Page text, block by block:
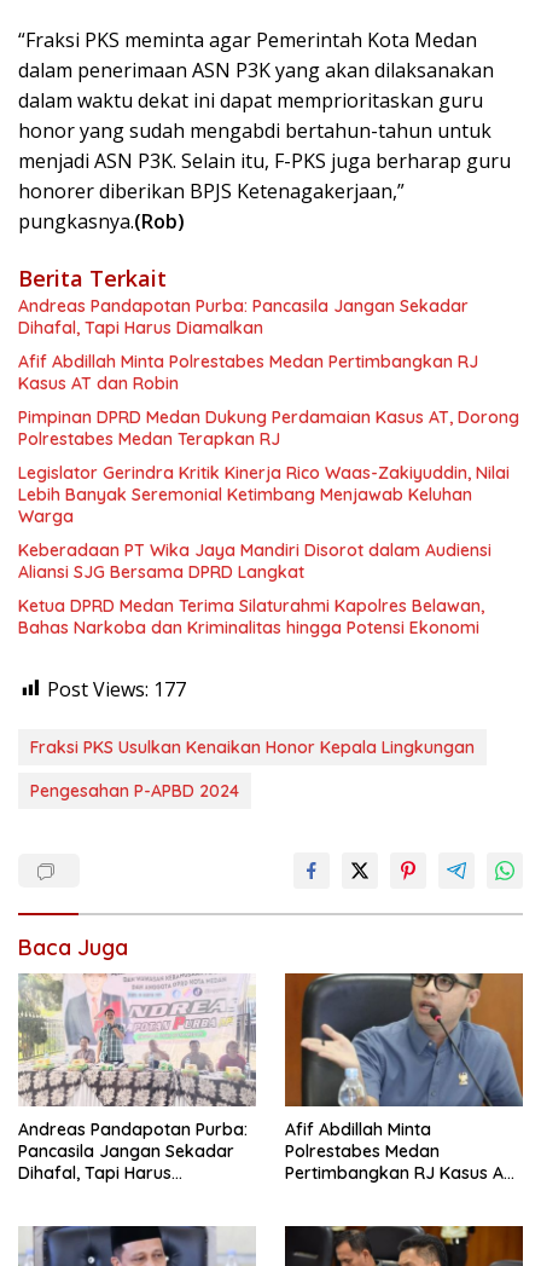
“Fraksi PKS meminta agar Pemerintah Kota Medan
dalam penerimaan ASN P3K yang akan dilaksanakan
dalam waktu dekat ini dapat memprioritaskan guru
honor yang sudah mengabdi bertahun-tahun untuk
menjadi ASN P3K. Selain itu, F-PKS juga berharap guru
honorer diberikan BPJS Ketenagakerjaan,”
pungkasnya.(Rob)
Berita Terkait
Andreas Pandapotan Purba: Pancasila Jangan Sekadar
Dihafal, Tapi Harus Diamalkan
Afif Abdillah Minta Polrestabes Medan Pertimbangkan RJ
Kasus AT dan Robin
Pimpinan DPRD Medan Dukung Perdamaian Kasus AT, Dorong
Polrestabes Medan Terapkan RJ
Legislator Gerindra Kritik Kinerja Rico Waas-Zakiyuddin, Nilai
Lebih Banyak Seremonial Ketimbang Menjawab Keluhan
Warga
Keberadaan PT Wika Jaya Mandiri Disorot dalam Audiensi
Aliansi SJG Bersama DPRD Langkat
Ketua DPRD Medan Terima Silaturahmi Kapolres Belawan,
Bahas Narkoba dan Kriminalitas hingga Potensi Ekonomi
Post Views: 177
Fraksi PKS Usulkan Kenaikan Honor Kepala Lingkungan
Pengesahan P-APBD 2024
Baca Juga
Andreas Pandapotan Purba:
Pancasila Jangan Sekadar
Dihafal, Tapi Harus
Afif Abdillah Minta
Polrestabes Medan
Pertimbangkan RJ Kasus AT